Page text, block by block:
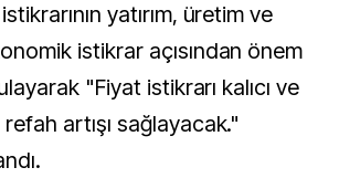
yatırım, üretim ve
istikrar açısından önem
"Fiyat istikrarı kalıcı ve
artışı sağlayacak."